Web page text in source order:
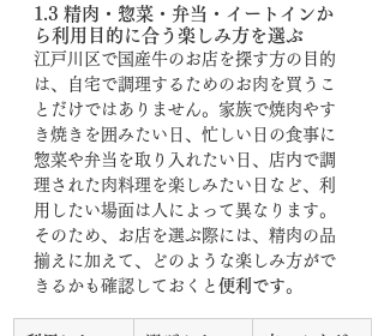
1.3 精肉・惣菜・弁当・イートインか
ら利用目的に合う楽しみ方を選ぶ
江戸川区で国産牛のお店を探す方の目的
は、自宅で調理するためのお肉を買うこ
とだけではありません。家族で焼肉やす
き焼きを囲みたい日、忙しい日の食事に
惣菜や弁当を取り入れたい日、店内で調
理された肉料理を楽しみたい日など、利
用したい場面は人によって異なります。
そのため、お店を選ぶ際には、精肉の品
揃えに加えて、どのような楽しみ方がで
きるかも確認しておくと 便利です。